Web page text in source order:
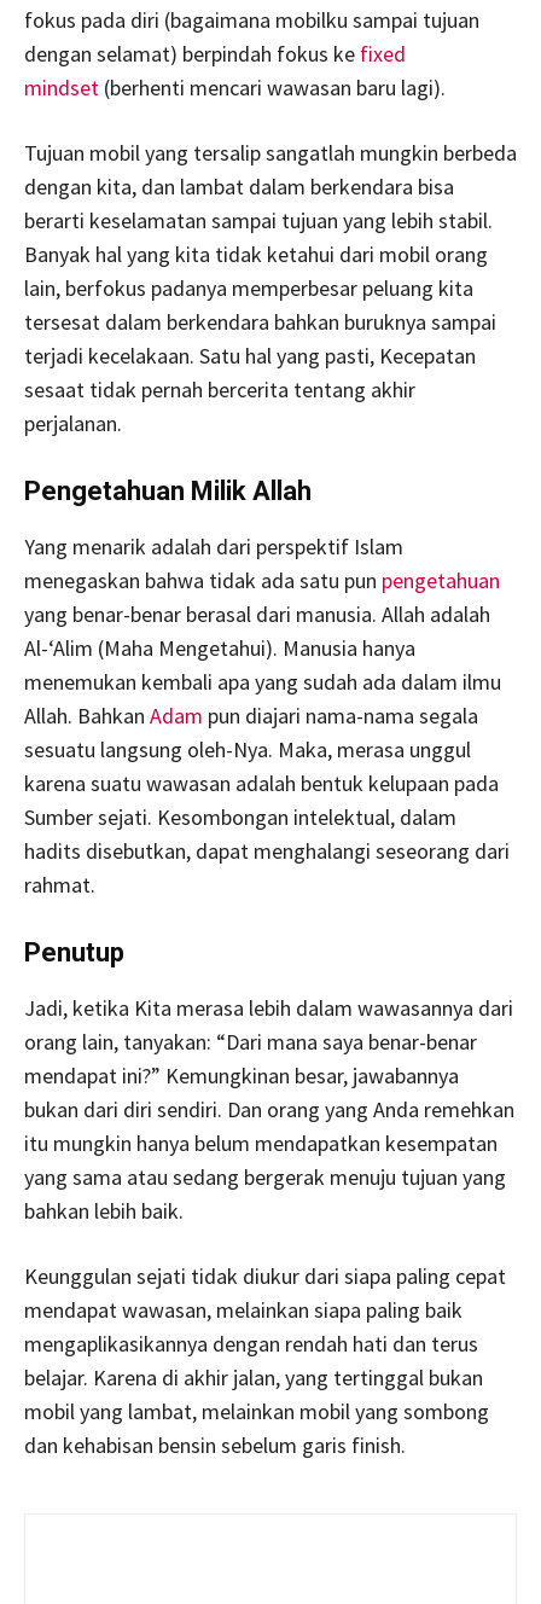
fokus pada diri (bagaimana mobilku sampai tujuan
dengan selamat) berpindah fokus ke fixed
mindset (berhenti mencari wawasan baru lagi).
Tujuan mobil yang tersalip sangatlah mungkin berbeda
dengan kita, dan lambat dalam berkendara bisa
berarti keselamatan sampai tujuan yang lebih stabil.
Banyak hal yang kita tidak ketahui dari mobil orang
lain, berfokus padanya memperbesar peluang kita
tersesat dalam berkendara bahkan buruknya sampai
terjadi kecelakaan. Satu hal yang pasti, Kecepatan
sesaat tidak pernah bercerita tentang akhir
perjalanan.
Pengetahuan Milik Allah
Yang menarik adalah dari perspektif Islam
menegaskan bahwa tidak ada satu pun pengetahuan
yang benar-benar berasal dari manusia. Allah adalah
Al-‘Alim (Maha Mengetahui). Manusia hanya
menemukan kembali apa yang sudah ada dalam ilmu
Allah. Bahkan Adam pun diajari nama-nama segala
sesuatu langsung oleh-Nya. Maka, merasa unggul
karena suatu wawasan adalah bentuk kelupaan pada
Sumber sejati. Kesombongan intelektual, dalam
hadits disebutkan, dapat menghalangi seseorang dari
rahmat.
Penutup
Jadi, ketika Kita merasa lebih dalam wawasannya dari
orang lain, tanyakan: “Dari mana saya benar-benar
mendapat ini?” Kemungkinan besar, jawabannya
bukan dari diri sendiri. Dan orang yang Anda remehkan
itu mungkin hanya belum mendapatkan kesempatan
yang sama atau sedang bergerak menuju tujuan yang
bahkan lebih baik.
Keunggulan sejati tidak diukur dari siapa paling cepat
mendapat wawasan, melainkan siapa paling baik
mengaplikasikannya dengan rendah hati dan terus
belajar. Karena di akhir jalan, yang tertinggal bukan
mobil yang lambat, melainkan mobil yang sombong
dan kehabisan bensin sebelum garis finish.